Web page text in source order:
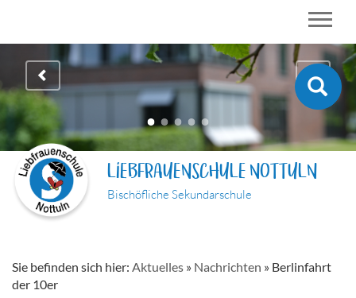
LIEBFRAUENSCHULE NOTTULN
Bischöfliche Sekundarschule
Sie befinden sich hier: Aktuelles » Nachrichten » Berlinfahrt
der 10er